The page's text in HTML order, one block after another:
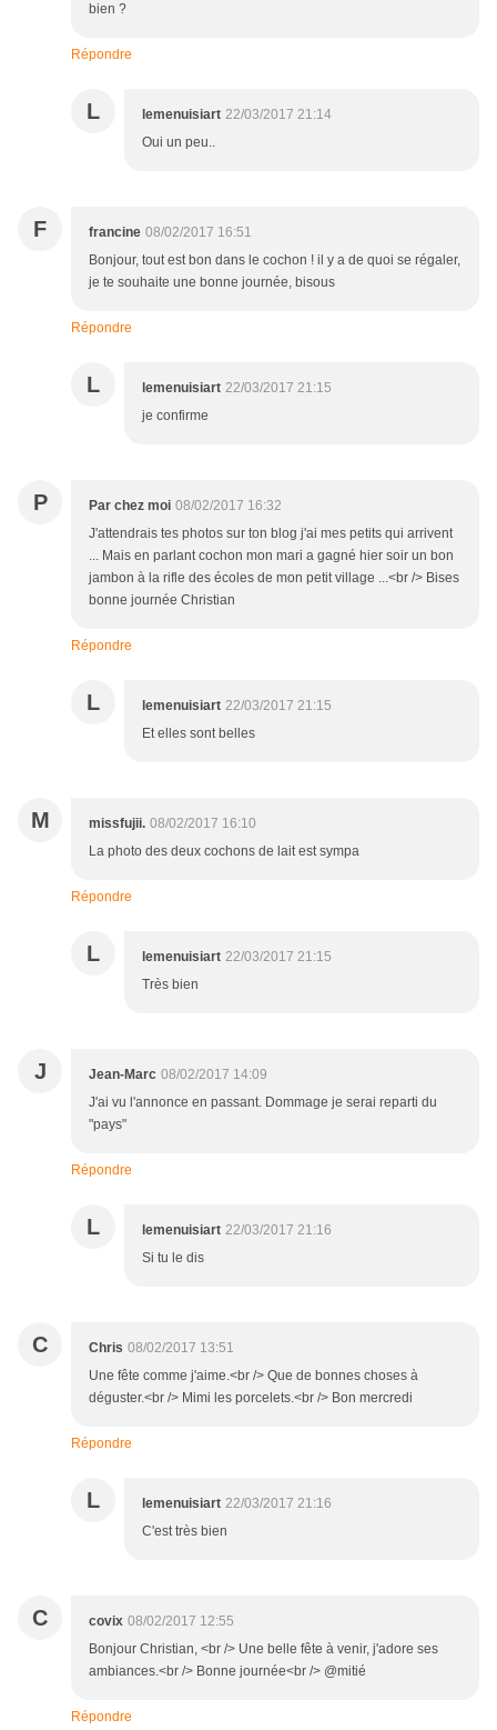
bien ?
Répondre
L lemenuisiart 22/03/2017 21:14
Oui un peu..
F francine 08/02/2017 16:51
Bonjour, tout est bon dans le cochon ! il y a de quoi se régaler,
je te souhaite une bonne journée, bisous
Répondre
L lemenuisiart 22/03/2017 21:15
je confirme
P Par chez moi 08/02/2017 16:32
J'attendrais tes photos sur ton blog j'ai mes petits qui arrivent
... Mais en parlant cochon mon mari a gagné hier soir un bon
jambon à la rifle des écoles de mon petit village ...<br /> Bises
bonne journée Christian
Répondre
L lemenuisiart 22/03/2017 21:15
Et elles sont belles
M missfujii. 08/02/2017 16:10
La photo des deux cochons de lait est sympa
Répondre
L lemenuisiart 22/03/2017 21:15
Très bien
J Jean-Marc 08/02/2017 14:09
J'ai vu l'annonce en passant. Dommage je serai reparti du
"pays"
Répondre
L lemenuisiart 22/03/2017 21:16
Si tu le dis
C Chris 08/02/2017 13:51
Une fête comme j'aime.<br /> Que de bonnes choses à
déguster.<br /> Mimi les porcelets.<br /> Bon mercredi
Répondre
L lemenuisiart 22/03/2017 21:16
C'est très bien
C covix 08/02/2017 12:55
Bonjour Christian, <br /> Une belle fête à venir, j'adore ses
ambiances.<br /> Bonne journée<br /> @mitié
Répondre